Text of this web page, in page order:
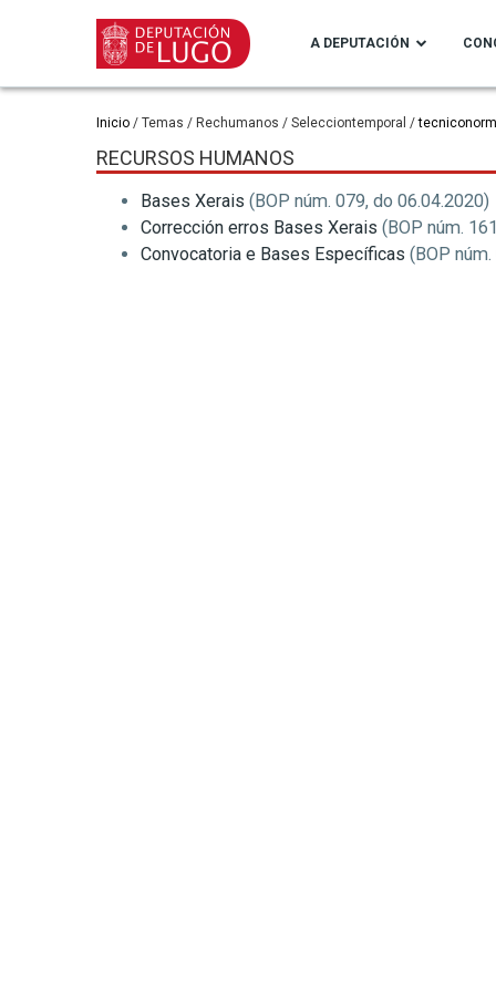
principal
A DEPUTACIÓN
Miga
de
pan
Inicio Temas Rechumanos Selecciontemporal
RECURSOS HUMANOS
Bases Xerais (BOP núm. 079, do 06.04.2020)
Corrección erros Bases Xerais (BOP núm.
Convocatoria e Bases Específicas (BOP